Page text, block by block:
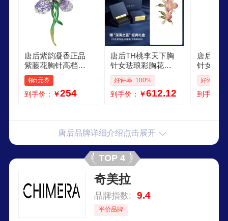
唐后紫韵凝香正品
紫藤花胸针高档女
彩绘珐琅奢华别针
礼物送礼胸花新年
领5元券
到手价： ￥254
唐后TH桃李天下胸
针女珐琅彩胸花别
针生日新年礼物 桃
李天下
好评率: 100%
到手价： ￥612.12
唐后TH
针女高
胸花珐
新年礼
好评率:
到手价：
唐后品牌详细介绍点击展开
TOP 4
奇美拉
品牌指数: 9.4
平价品牌